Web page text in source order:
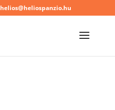
helios@heliospanzio.hu